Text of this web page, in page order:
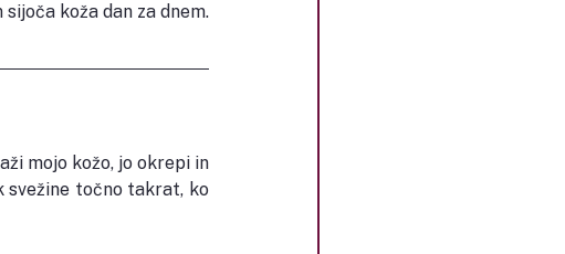
koža dan za dnem.
mojo kožo, jo okrepi in
svežine točno takrat, ko